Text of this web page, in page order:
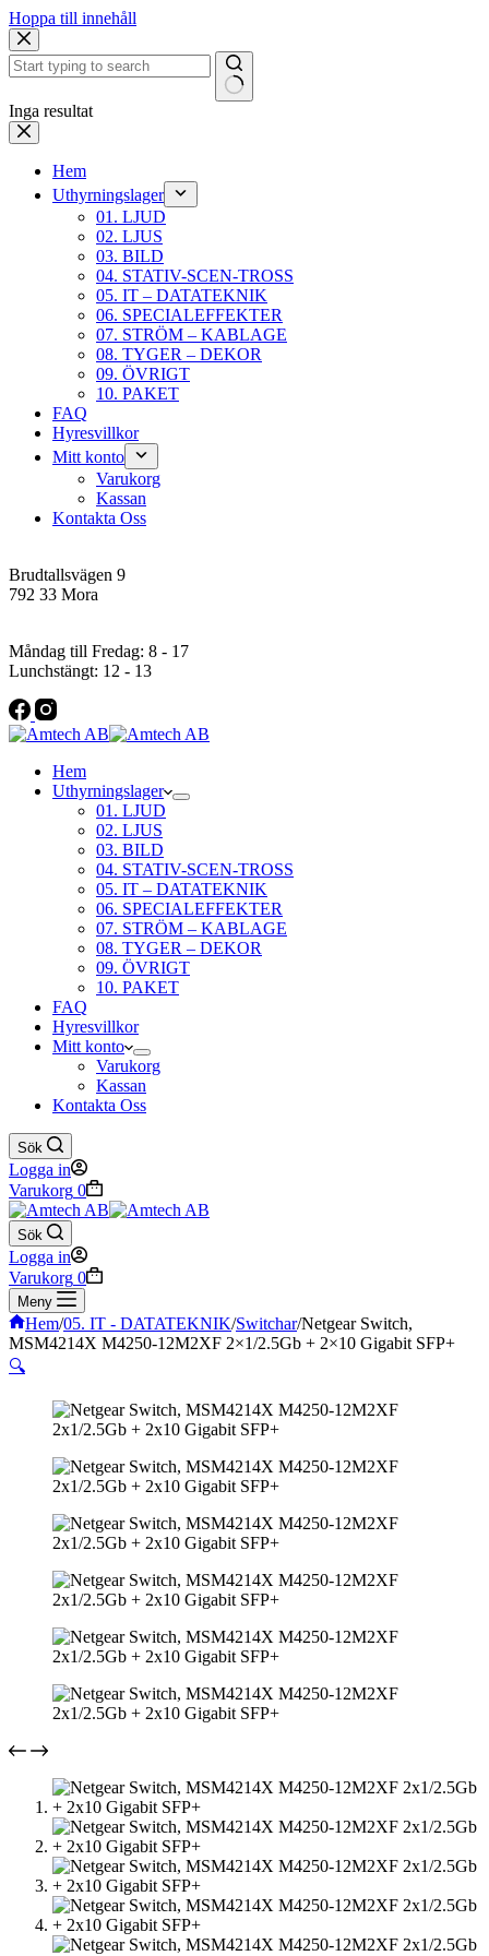
Hoppa till innehåll
Inga resultat
Hem
Uthyrningslager
01. LJUD
02. LJUS
03. BILD
04. STATIV-SCEN-TROSS
05. IT – DATATEKNIK
06. SPECIALEFFEKTER
07. STRÖM – KABLAGE
08. TYGER – DEKOR
09. ÖVRIGT
10. PAKET
FAQ
Hyresvillkor
Mitt konto
Varukorg
Kassan
Kontakta Oss
Brudtallsvägen 9
792 33 Mora
Måndag till Fredag: 8 - 17
Lunchstängt: 12 - 13
Hem
Uthyrningslager
01. LJUD
02. LJUS
03. BILD
04. STATIV-SCEN-TROSS
05. IT – DATATEKNIK
06. SPECIALEFFEKTER
07. STRÖM – KABLAGE
08. TYGER – DEKOR
09. ÖVRIGT
10. PAKET
FAQ
Hyresvillkor
Mitt konto
Varukorg
Kassan
Kontakta Oss
Sök
Logga in
Varukorg 0
Sök
Logga in
Varukorg 0
Meny
Hem/05. IT - DATATEKNIK/Switchar/Netgear Switch,
MSM4214X M4250-12M2XF 2×1/2.5Gb + 2×10 Gigabit SFP+
🔍